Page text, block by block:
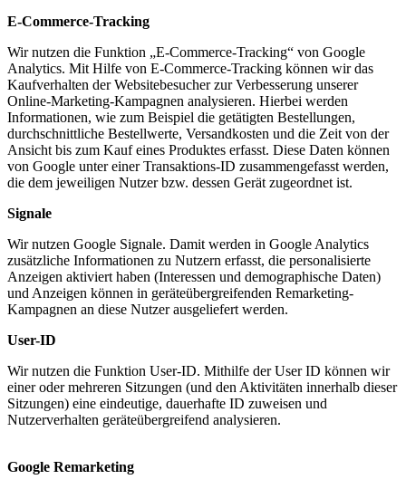
E-Commerce-Tracking
Wir nutzen die Funktion „E-Commerce-Tracking“ von Google
Analytics. Mit Hilfe von E-Commerce-Tracking können wir das
Kaufverhalten der Websitebesucher zur Verbesserung unserer
Online-Marketing-Kampagnen analysieren. Hierbei werden
Informationen, wie zum Beispiel die getätigten Bestellungen,
durchschnittliche Bestellwerte, Versandkosten und die Zeit von der
Ansicht bis zum Kauf eines Produktes erfasst. Diese Daten können
von Google unter einer Transaktions-ID zusammengefasst werden,
die dem jeweiligen Nutzer bzw. dessen Gerät zugeordnet ist.
Signale
Wir nutzen Google Signale. Damit werden in Google Analytics
zusätzliche Informationen zu Nutzern erfasst, die personalisierte
Anzeigen aktiviert haben (Interessen und demographische Daten)
und Anzeigen können in geräteübergreifenden Remarketing-
Kampagnen an diese Nutzer ausgeliefert werden.
User-ID
Wir nutzen die Funktion User-ID. Mithilfe der User ID können wir
einer oder mehreren Sitzungen (und den Aktivitäten innerhalb dieser
Sitzungen) eine eindeutige, dauerhafte ID zuweisen und
Nutzerverhalten geräteübergreifend analysieren.
Google Remarketing